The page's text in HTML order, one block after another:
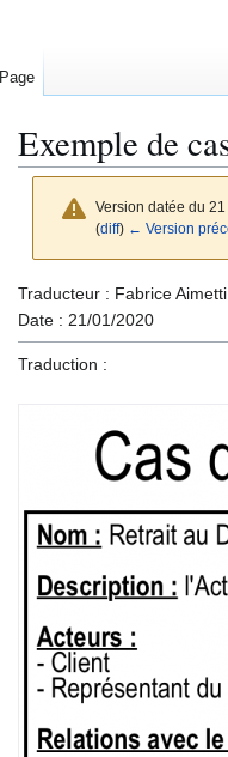
Exemple de
Version datée du
(diff) ← Version
Aller
à
la
navigation
Aller
à
la
recherche
Traducteur : Fabrice Aimetti
Date : 21/01/2020
Traduction :
Page